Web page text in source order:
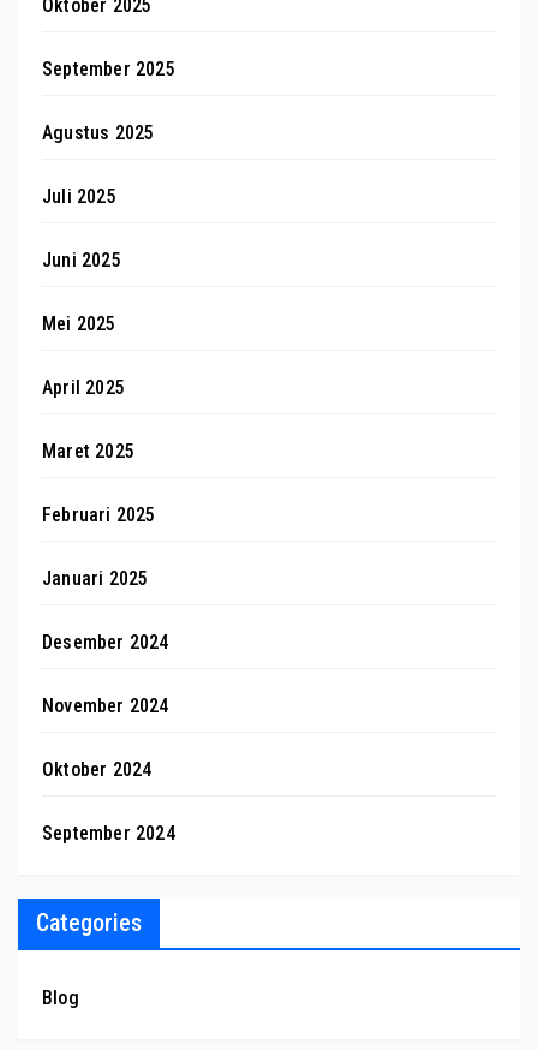
Oktober 2025
September 2025
Agustus 2025
Juli 2025
Juni 2025
Mei 2025
April 2025
Maret 2025
Februari 2025
Januari 2025
Desember 2024
November 2024
Oktober 2024
September 2024
Categories
Blog